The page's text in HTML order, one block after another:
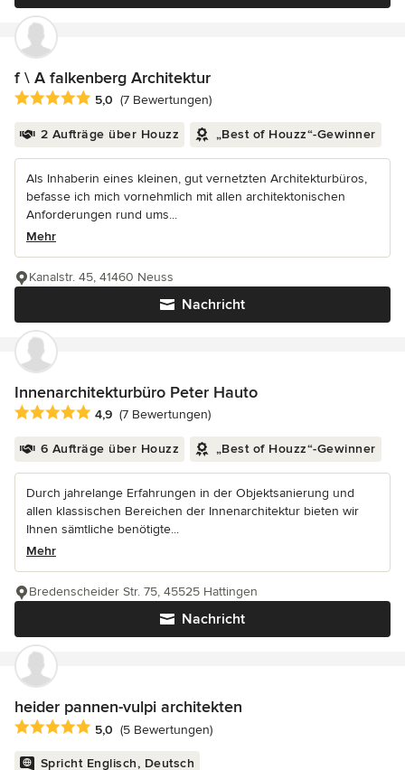
f \ A falkenberg Architektur
Durchschnittliche Bewertung: 5 von 5 Sternen
5,0 (7 Bewertungen)
2 Aufträge über Houzz „Best of Houzz“-Gewinner
Als Inhaberin eines kleinen, gut vernetzten Architekturbüros,
befasse ich mich vornehmlich mit allen architektonischen
Anforderungen rund ums...
Mehr
Nachricht
Kanalstr. 45, 41460 Neuss
Innenarchitekturbüro Peter Hauto
Durchschnittliche Bewertung: 4.9 von 5 Sternen
4,9 (7 Bewertungen)
6 Aufträge über Houzz „Best of Houzz“-Gewinner
Durch jahrelange Erfahrungen in der Objektsanierung und
allen klassischen Bereichen der Innenarchitektur bieten wir
Ihnen sämtliche benötigte...
Mehr
Nachricht
Bredenscheider Str. 75, 45525 Hattingen
heider pannen-vulpi architekten
Durchschnittliche Bewertung: 5 von 5 Sternen
5,0 (5 Bewertungen)
Spricht Englisch, Deutsch